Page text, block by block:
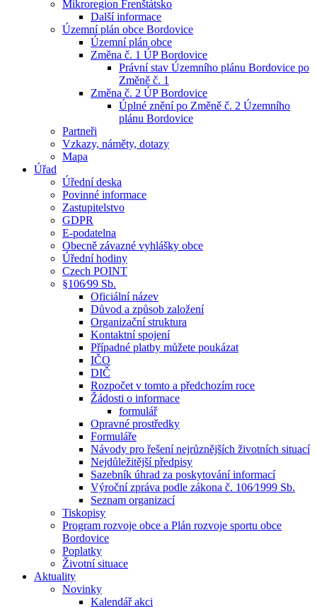
Mikroregion Frenštátsko
Další informace
Územní plán obce Bordovice
Územní plán obce
Změna č. 1 ÚP Bordovice
Právní stav Územního plánu Bordovice po
Změně č. 1
Změna č. 2 ÚP Bordovice
Úplné znění po Změně č. 2 Územního
plánu Bordovice
Partneři
Vzkazy, náměty, dotazy
Mapa
Úřad
Úřední deska
Povinné informace
Zastupitelstvo
GDPR
E-podatelna
Obecně závazné vyhlášky obce
Úřední hodiny
Czech POINT
§106⁄99 Sb.
Oficiální název
Důvod a způsob založení
Organizační struktura
Kontaktní spojení
Případné platby můžete poukázat
IČO
DIČ
Rozpočet v tomto a předchozím roce
Žádosti o informace
formulář
Opravné prostředky
Formuláře
Návody pro řešení nejrůznějších životních situací
Nejdůležitější předpisy
Sazebník úhrad za poskytování informací
Výroční zpráva podle zákona č. 106⁄1999 Sb.
Seznam organizací
Tiskopisy
Program rozvoje obce a Plán rozvoje sportu obce
Bordovice
Poplatky
Životní situace
Aktuality
Novinky
Kalendář akci